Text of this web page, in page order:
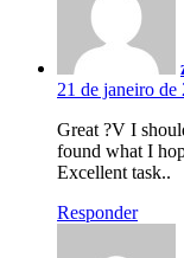
21 de janeiro de
Great ?V I
found what I
Excellent task..
Responder